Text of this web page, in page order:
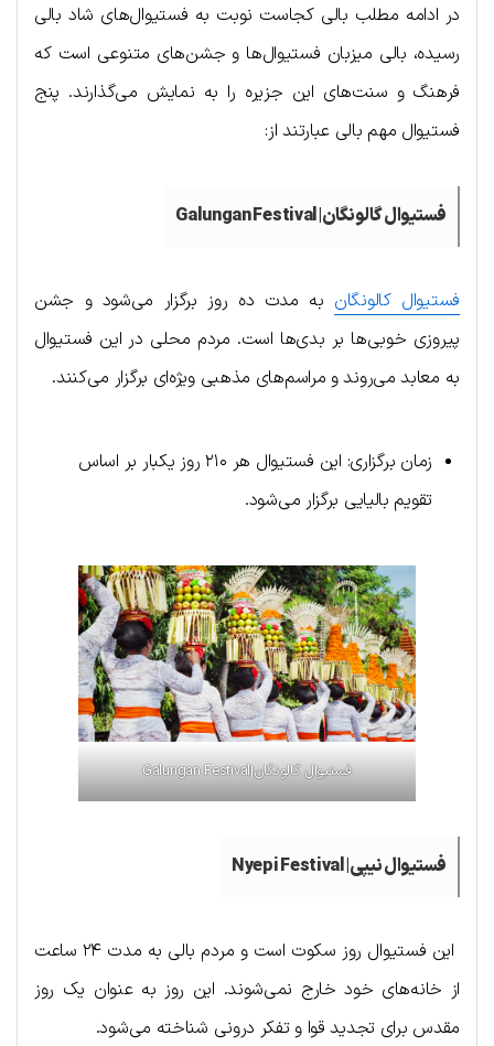
در ادامه مطلب بالی کجاست نوبت به فستیوال‌های شاد بالی
رسیده، بالی میزبان فستیوال‌ها و جشن‌های متنوعی است که
فرهنگ و سنت‌های این جزیره را به نمایش می‌گذارند. پنج
فستیوال مهم بالی عبارتند از:
فستیوال گالونگان|Galungan Festival
فستیوال کالونگان به مدت ده روز برگزار می‌شود و جشن
پیروزی خوبی‌ها بر بدی‌ها است. مردم محلی در این فستیوال
به معابد می‌روند و مراسم‌های مذهبی ویژه‌ای برگزار می‌کنند.
زمان برگزاری: این فستیوال هر ۲۱۰ روز یکبار بر اساس
تقویم بالیایی برگزار می‌شود.
فستیوال گالونگان|Galungan Festival
فستیوال نیپی|Nyepi Festival
این فستیوال روز سکوت است و مردم بالی به مدت ۲۴ ساعت
از خانه‌های خود خارج نمی‌شوند. این روز به عنوان یک روز
مقدس برای تجدید قوا و تفکر درونی شناخته می‌شود.